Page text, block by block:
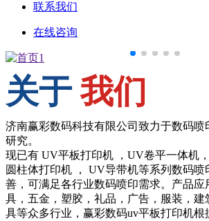
联系我们
在线咨询
关于 我们
济南赢彩数码科技有限公司致力于数码喷
研究。
现已有 UV平板打印机 ，UV卷平一体机
圆柱体打印机 ， UV导带机等系列数码
善，可满足各行业数码喷印需求。产品应
具，五金，塑胶，礼品，广告，服装，建
具等众多行业，赢彩数码uv平板打印机